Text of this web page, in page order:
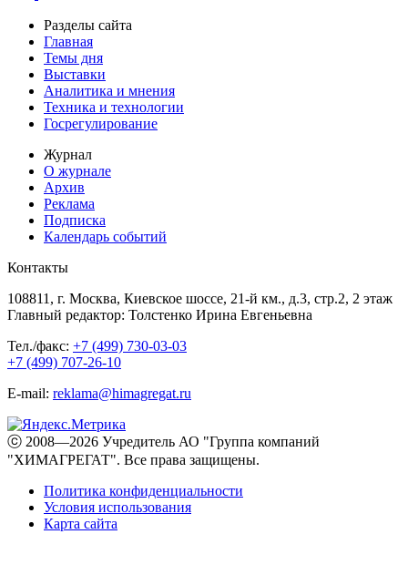
Разделы сайта
Главная
Темы дня
Выставки
Аналитика и мнения
Техника и технологии
Госрегулирование
Журнал
О журнале
Архив
Реклама
Подписка
Календарь событий
Контакты
108811, г. Москва, Киевское шоссе, 21-й км., д.3, стр.2, 2 этаж
Главный редактор: Толстенко Ирина Евгеньевна
Тел./факс: +7 (499) 730-03-03
+7 (499) 707-26-10
E-mail: reklama@himagregat.ru
ⓒ 2008—2026 Учредитель АО "Группа компаний
"ХИМАГРЕГАТ". Все права защищены.
Политика конфиденциальности
Условия использования
Карта сайта